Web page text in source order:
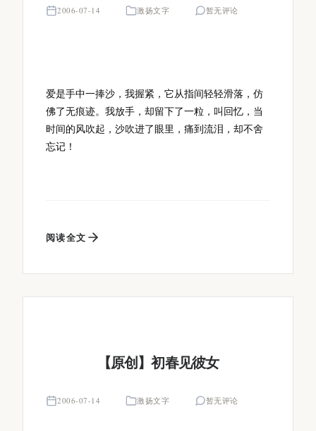
2006-07-14 激扬文字 暂无评论
爱是手中一捧沙，我握紧，它从指间轻轻滑落，仿
佛了无痕迹。我放手，却留下了一粒，叫回忆，当
时间的风吹起，沙吹进了眼里，痛到流泪，却不舍
忘记！
阅读全文
【原创】初春见彼女
2006-07-14 激扬文字 暂无评论